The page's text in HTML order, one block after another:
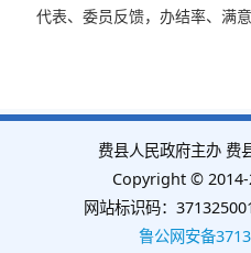
代表、委员反馈，办结率、满意
费县人民政府主办 费
Copyright © 2014-
网站标识码：
鲁公网安备